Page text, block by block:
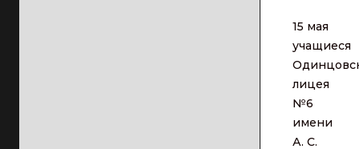
15 мая
учащиеся
лицея
№6
имени
А. С.